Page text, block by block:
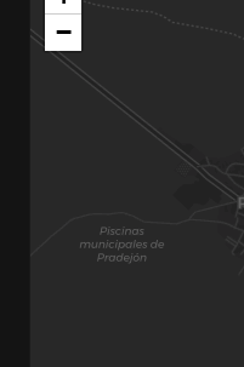
−